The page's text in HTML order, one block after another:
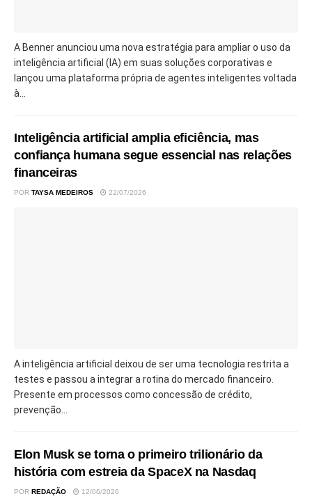
A Benner anunciou uma nova estratégia para ampliar o uso da
inteligência artificial (IA) em suas soluções corporativas e
lançou uma plataforma própria de agentes inteligentes voltada
à...
Inteligência artificial amplia eficiência, mas
confiança humana segue essencial nas relações
financeiras
POR TAYSA MEDEIROS 22/07/2026
A inteligência artificial deixou de ser uma tecnologia restrita a
testes e passou a integrar a rotina do mercado financeiro.
Presente em processos como concessão de crédito,
prevenção...
Elon Musk se torna o primeiro trilionário da
história com estreia da SpaceX na Nasdaq
POR REDAÇÃO 12/06/2026